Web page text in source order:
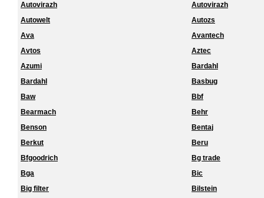
Autovirazh
Autovirazh
Autowelt
Autozs
Ava
Avantech
Avtos
Aztec
Azumi
Bardahl
Bardahl
Basbug
Baw
Bbf
Bearmach
Behr
Benson
Bentaj
Berkut
Beru
Bfgoodrich
Bg trade
Bga
Bic
Big filter
Bilstein